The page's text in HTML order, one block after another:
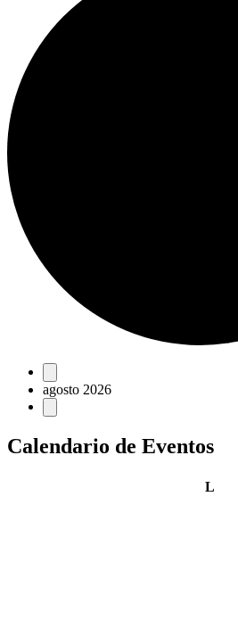
Eventos
agosto 2026
Calendario de Eventos
Llunes